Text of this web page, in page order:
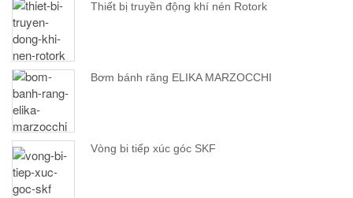
Thiết bị truyền động khí nén Rotork
Bơm bánh răng ELIKA MARZOCCHI
Vòng bi tiếp xúc góc SKF